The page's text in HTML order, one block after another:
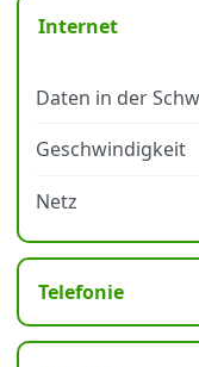
Datenschutz
Internet
Daten in der
Geschwindigkeit
Netz
Telefonie